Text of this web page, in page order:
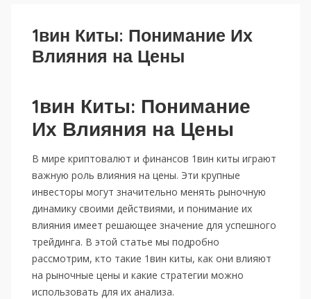
1вин Киты: Понимание Их
Влияния на Цены
1вин Киты: Понимание
Их Влияния на Цены
В мире криптовалют и финансов 1вин киты играют
важную роль влияния на цены. Эти крупные
инвесторы могут значительно менять рыночную
динамику своими действиями, и понимание их
влияния имеет решающее значение для успешного
трейдинга. В этой статье мы подробно
рассмотрим, кто такие 1вин киты, как они влияют
на рыночные цены и какие стратегии можно
использовать для их анализа.